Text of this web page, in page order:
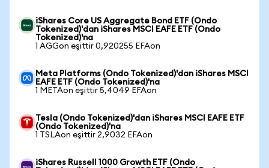
iShares Core US Aggregate Bond ETF (Ondo
Tokenized)'dan iShares MSCI EAFE ETF (Ondo
Tokenized)'na
1 AGGon eşittir 0,920255 EFAon
Meta Platforms (Ondo Tokenized)'dan iShares MSCI
EAFE ETF (Ondo Tokenized)'na
1 METAon eşittir 5,4049 EFAon
Tesla (Ondo Tokenized)'dan iShares MSCI EAFE ETF
(Ondo Tokenized)'na
1 TSLAon eşittir 2,9032 EFAon
iShares Russell 1000 Growth ETF (Ondo